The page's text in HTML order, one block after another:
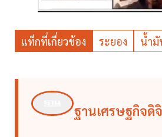
แท็กที่เกี่ยวข้อง ระยอง น้ำมั
ฐานเศรษฐกิจดิ